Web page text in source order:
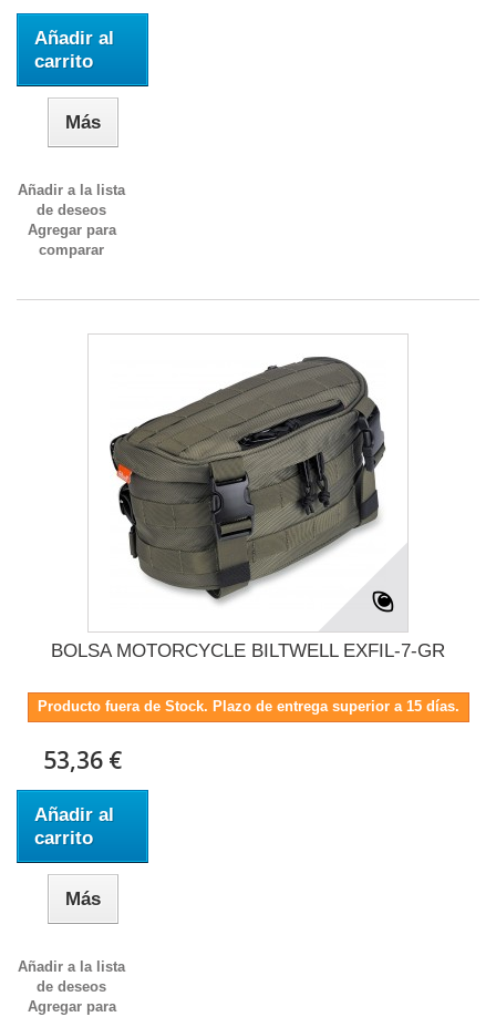
Añadir al
carrito
Más
Añadir a la lista
de deseos
Agregar para
comparar
BOLSA MOTORCYCLE BILTWELL EXFIL-7-GR
Producto fuera de Stock. Plazo de entrega superior a 15 días.
53,36 €
Añadir al
carrito
Más
Añadir a la lista
de deseos
Agregar para